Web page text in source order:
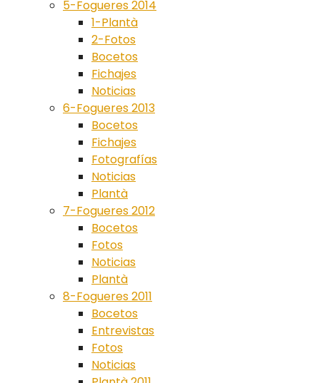
5-Fogueres 2014
1-Plantà
2-Fotos
Bocetos
Fichajes
Noticias
6-Fogueres 2013
Bocetos
Fichajes
Fotografías
Noticias
Plantà
7-Fogueres 2012
Bocetos
Fotos
Noticias
Plantà
8-Fogueres 2011
Bocetos
Entrevistas
Fotos
Noticias